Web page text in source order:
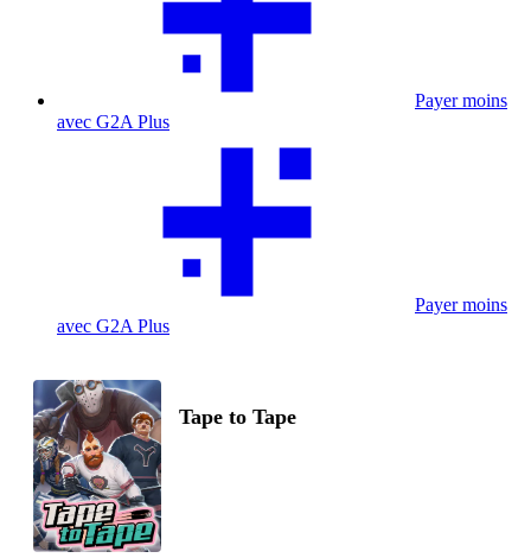
Payer moins
avec G2A Plus
Payer moins
avec G2A Plus
Tape to Tape